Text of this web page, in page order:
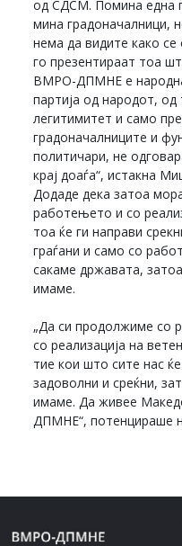
од СДСМ. Помина една
мина градоначалници,
нема да видите како се
го презентираат тоа
ВМРО-ДПМНЕ е
партија од народот, од
легитимитет и само
градоначалниците и
политичари, не
крај доаѓа“, истакна
Додаде дека затоа
работењето и со
тоа ќе ги направи
граѓани и само со
сакаме државата,
имаме.
„Да си продолжиме со
со реализација на
тие кои што сите нас
задоволни и среќни,
имаме. Да живее
ДПМНЕ“, потенцираше